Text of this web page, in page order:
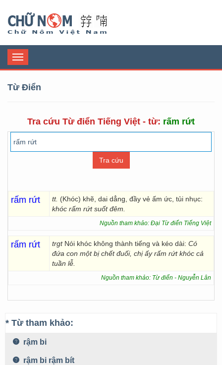
Toggle
navigation
Từ Điển
Tra cứu Từ điển Tiếng Việt - từ: rấm rứt
rấm rứt tt. (Khóc) khẽ, dai dẳng, đầy vẻ ấm ức, tủi nhục:
khóc rấm rứt suốt đêm.
Nguồn tham khảo: Đại Từ điển Tiếng Việt
rấm rứt trgt Nói khóc không thành tiếng và kéo dài: Có
đứa con một bị chết đuối, chị ấy rấm rứt khóc cả
tuần lễ.
Nguồn tham khảo: Từ điển - Nguyễn Lân
* Từ tham khảo:
rậm bi
rậm bi rậm bít